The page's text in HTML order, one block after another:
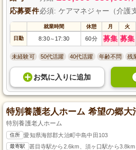
応募要件必須: ケアマネジャー（介護
就業時間 休憩 月 火
日勤 8:30～ 17:30 60分 募集 募集
未経験可 50代活躍 40代活躍 年齢不問 残
お気に入り に追加
特別養護老人ホーム 希望の郷大
特別養護老人ホーム
住所 愛知県海部郡大治町中島中田103
最寄駅 甚目寺駅から2.6km、須ヶ口駅から